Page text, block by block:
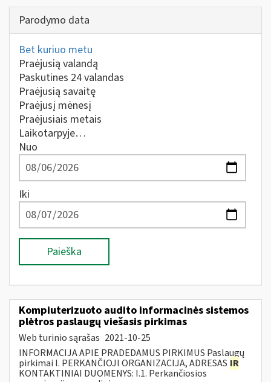
Parodymo data
Bet kuriuo metu
Praėjusią valandą
Paskutines 24 valandas
Praėjusią savaitę
Praėjusį mėnesį
Praėjusiais metais
Laikotarpyje…
Nuo
Iki
Paieška
Kompiuterizuoto audito informacinės sistemos
plėtros paslaugų viešasis pirkimas
Web turinio sąrašas 2021-10-25
INFORMACIJA APIE PRADEDAMUS PIRKIMUS Paslaugų
pirkimai I. PERKANČIOJI ORGANIZACIJA, ADRESAS IR
KONTAKTINIAI DUOMENYS: I.1. Perkančiosios